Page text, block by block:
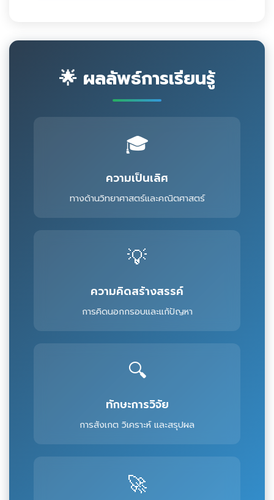
🌟 ผลลัพธ์การเรียนรู้
🎓
ความเป็นเลิศ
ทางด้านวิทยาศาสตร์และคณิตศาสตร์
💡
ความคิดสร้างสรรค์
การคิดนอกกรอบและแก้ปัญหา
🔍
ทักษะการวิจัย
การสังเกต วิเคราะห์ และสรุปผล
🚀